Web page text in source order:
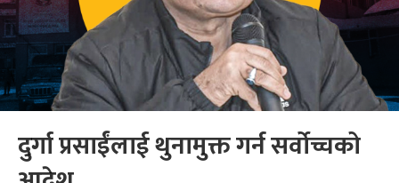
दुर्गा प्रसाईंलाई थुनामुक्त गर्न सर्वोच्चको